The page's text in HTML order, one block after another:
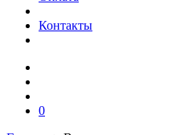
Контакты
0